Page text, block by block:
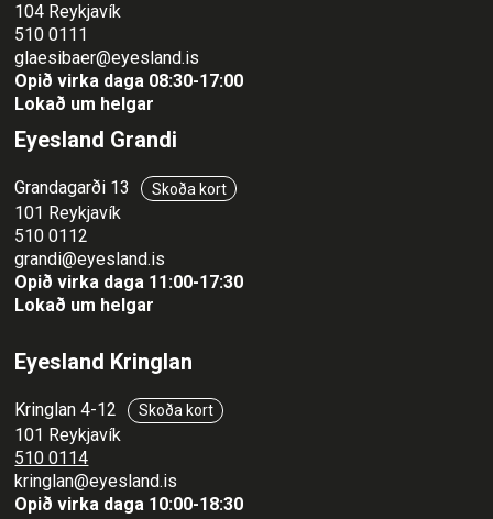
104 Reykjavík
510 0111
glaesibaer@eyesland.is
Opið virka daga 08:30-17:00
Lokað um helgar
Eyesland Grandi
Grandagarði 13 Skoða kort
101 Reykjavík
510 0112
grandi@eyesland.is
Opið virka daga 11:00-17:30
Lokað um helgar
Eyesland Kringlan
Kringlan 4-12 Skoða kort
101 Reykjavík
510 0114
kringlan@eyesland.is
Opið virka daga 10:00-18:30